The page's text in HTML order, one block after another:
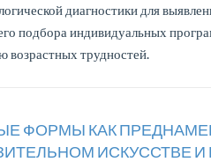
диагностики для
подбора индивидуальных
возрастных трудностей.
ФОРМЫ КАК
ИСКУССТВЕ И